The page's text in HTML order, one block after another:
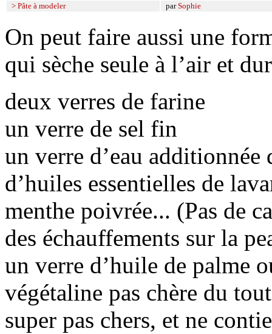
> Pâte à modeler parSophie
On peut faire aussi une
qui sèche seule à l’air et
deux verres de farine
un verre de sel fin
un verre d’eau
d’huiles essentielles de
menthe poivrée... (Pas de
des échauffements sur la
un verre d’huile de palme
végétaline pas chère du
super pas chers, et ne